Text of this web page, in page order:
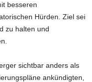
besseren
Hürden. Ziel sei
zu halten und
sichtbar anders als
ankündigten,